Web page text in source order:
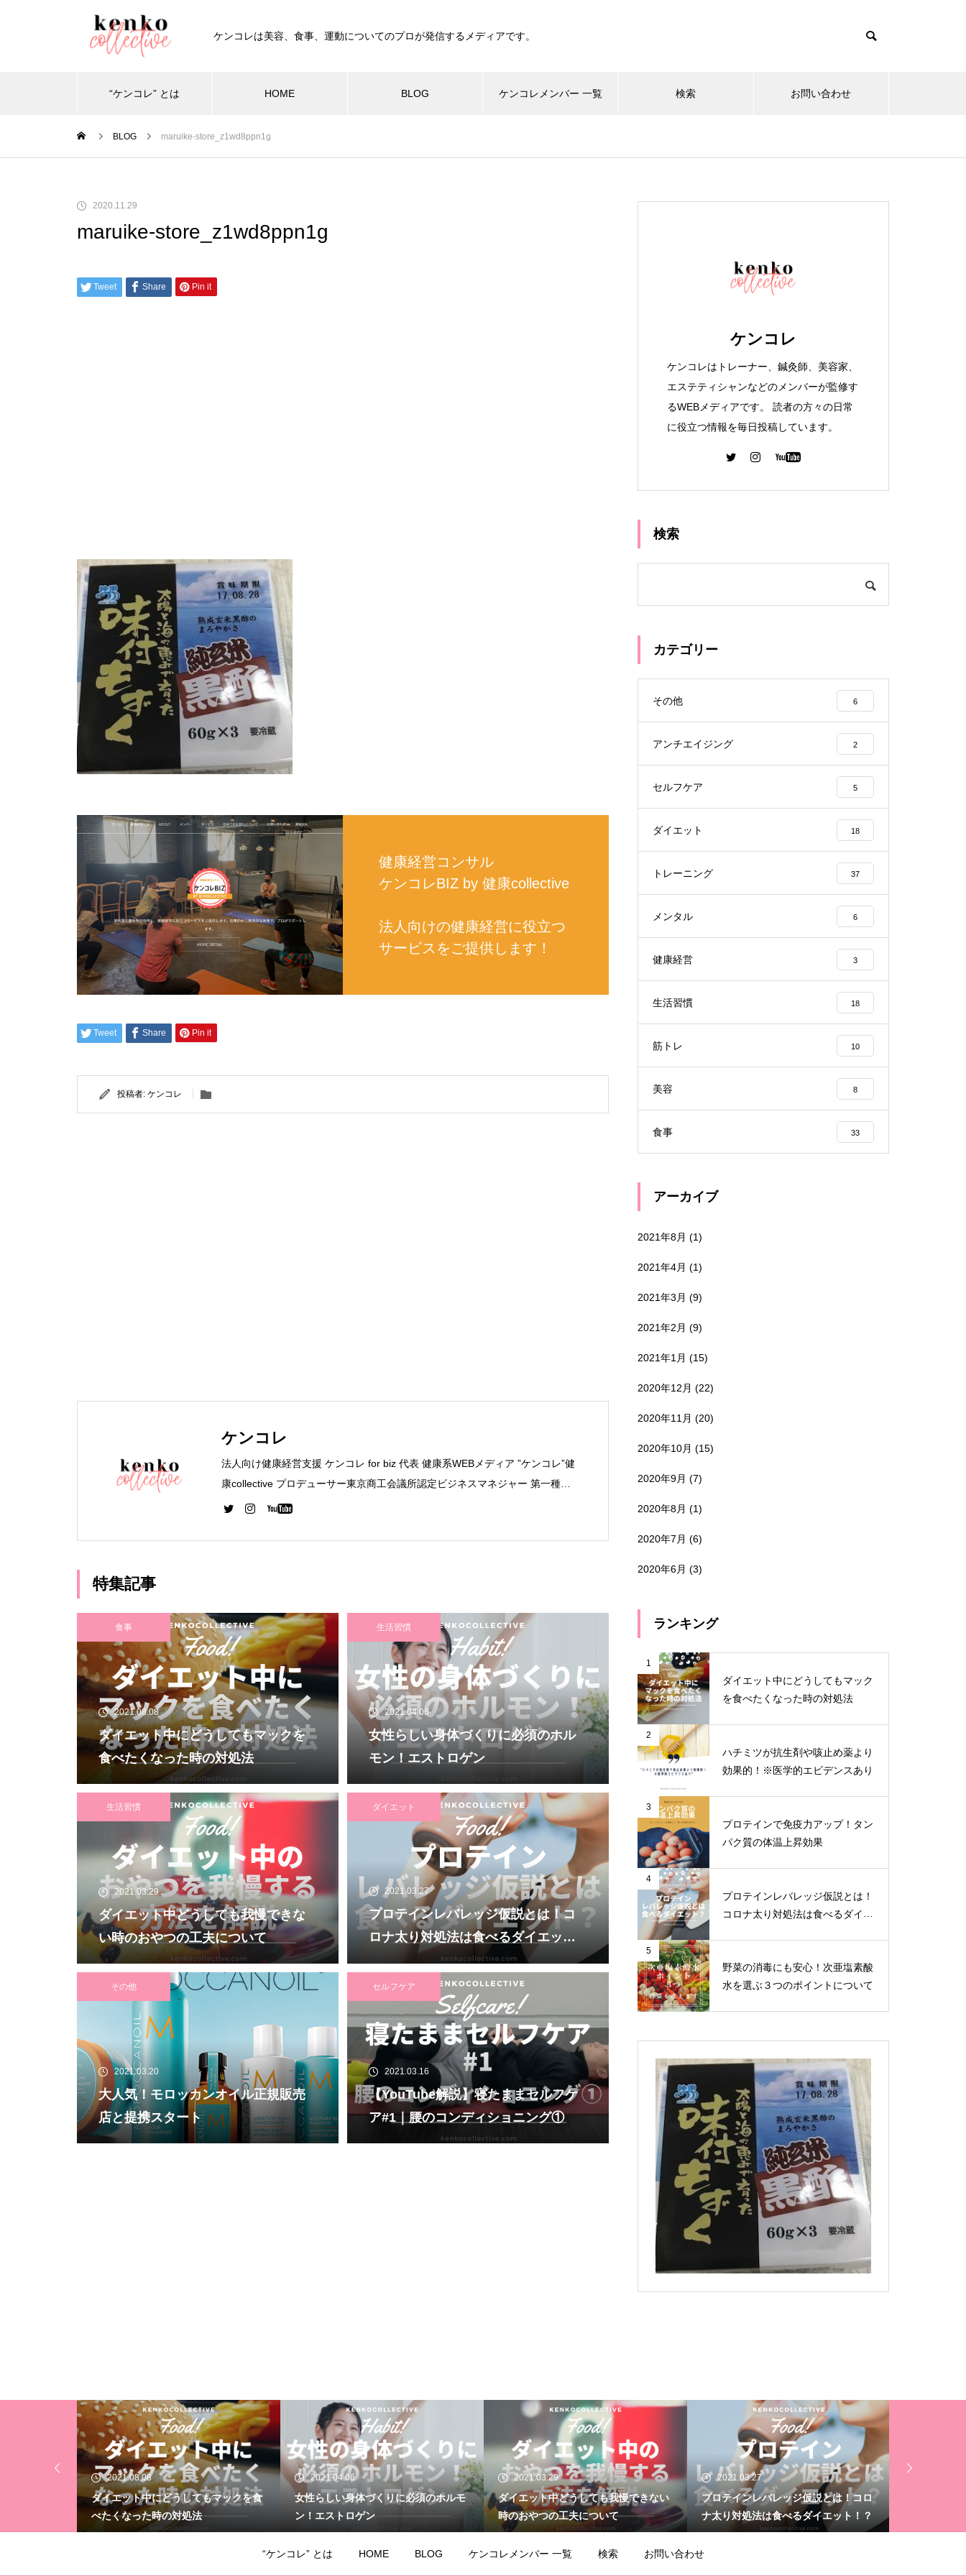
ケンコレは美容、食事、運動についてのプロが発信するメディアです。
“ケンコレ” とは HOME BLOG ケンコレメンバー 一覧 検索 お問い合わせ
BLOG maruike-store_z1wd8ppn1g
2020.11.29
maruike-store_z1wd8ppn1g
Tweet Share Pin it
健康経営コンサル
ケンコレBIZ by 健康collective
法人向けの健康経営に役立つ
サービスをご提供します！
Tweet Share Pin it
投稿者: ケンコレ
ケンコレ
法人向け健康経営支援 ケンコレ for biz 代表 健康系WEBメディア ”ケンコレ”健
康collective プロデューサー東京商工会議所認定ビジネスマネジャー 第一種衛
生管理者 WEBデザイナー関西大学 法学部 卒業 デジタルハリウッド WEBデザ
特集記事
食事
2021.08.08
ダイエット中にどうしてもマックを
食べたくなった時の対処法
生活習慣
2021.04.06
女性らしい身体づくりに必須のホル
モン！エストロゲン
生活習慣
2021.03.29
ダイエット中どうしても我慢できな
い時のおやつの工夫について
ダイエット
2021.03.27
プロテインレバレッジ仮説とは！コ
ロナ太り対処法は食べるダイエッ
ト！？
その他
2021.03.20
大人気！モロッカンオイル正規販売
店と提携スタート
セルフケア
2021.03.16
【YouTube解説】寝たままセルフケ
ア#1｜腰のコンディショニング①
ケンコレ
ケンコレはトレーナー、鍼灸師、美容家、
エステティシャンなどのメンバーが監修す
るWEBメディアです。 読者の方々の日常
に役立つ情報を毎日投稿しています。
検索
カテゴリー
その他 6
アンチエイジング 2
セルフケア 5
ダイエット 18
トレーニング 37
メンタル 6
健康経営 3
生活習慣 18
筋トレ 10
美容 8
食事 33
アーカイブ
2021年8月 (1)
2021年4月 (1)
2021年3月 (9)
2021年2月 (9)
2021年1月 (15)
2020年12月 (22)
2020年11月 (20)
2020年10月 (15)
2020年9月 (7)
2020年8月 (1)
2020年7月 (6)
2020年6月 (3)
ランキング
1
ダイエット中にどうしてもマック
を食べたくなった時の対処法
2
ハチミツが抗生剤や咳止め薬より
効果的！※医学的エビデンスあり
3
プロテインで免疫力アップ！タン
パク質の体温上昇効果
4
プロテインレバレッジ仮説とは！
コロナ太り対処法は食べるダイエ
5
野菜の消毒にも安心！次亜塩素酸
水を選ぶ３つのポイントについて
2021.04.06
女性らしい身体づくりに必須のホルモ
ン！エストロゲン
2021.03.29
ダイエット中どうしても我慢できない
時のおやつの工夫について
2021.03.27
プロテインレバレッジ仮説とは！コロ
ナ太り対処法は食べるダイエット！？
2021.03.20
大人気！モロッカンオイル正規販売店
と提携スタート
“ケンコレ” とは HOME BLOG ケンコレメンバー 一覧 検索 お問い合わせ